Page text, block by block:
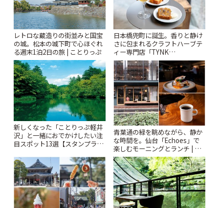
レトロな蔵造りの街並みと国宝
の城。松本の城下町で心ほぐれ
る週末1泊2日の旅 | ことりっぷ
日本橋兜町に誕生。香りと静け
さに包まれるクラフトハーブテ
ィー専門店「TYNK
Kabutocho」 | ことりっぷ
新しくなった「ことりっぷ軽井
沢」と一緒におでかけしたい注
目スポット13選【スタンプラリ
青葉通の緑を眺めながら、静か
な時間を。仙台「Echoes」で
楽しむモーニングとランチ | こ
とりっぷ